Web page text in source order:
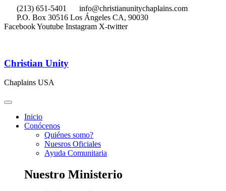
(213) 651-5401
info@christianunitychaplains.com
P.O. Box 30516 Los Ángeles CA, 90030
FacebookYoutube Instagram X-twitter
Christian Unity
Chaplains USA
Inicio
Conócenos
Quiénes somo?
Nuesros Oficiales
Ayuda Comunitaria
Nuestro Ministerio